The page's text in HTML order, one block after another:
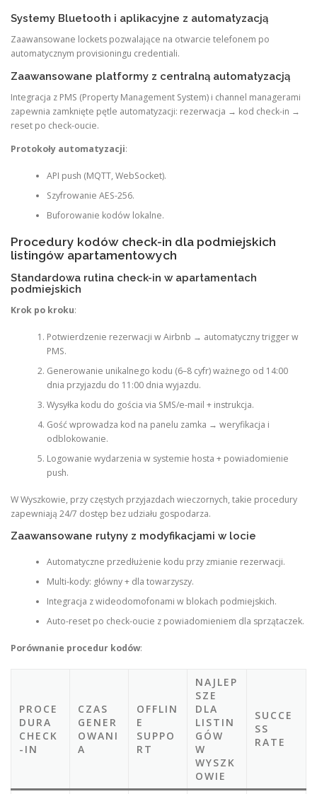
Systemy Bluetooth i aplikacyjne z automatyzacją
Zaawansowane lockets pozwalające na otwarcie telefonem po
automatycznym provisioningu credentiali.
Zaawansowane platformy z centralną automatyzacją
Integracja z PMS (Property Management System) i channel managerami
zapewnia zamknięte pętle automatyzacji: rezerwacja → kod check-in →
reset po check-oucie.
Protokoły automatyzacji:
API push (MQTT, WebSocket).
Szyfrowanie AES-256.
Buforowanie kodów lokalne.
Procedury kodów check-in dla podmiejskich
listingów apartamentowych
Standardowa rutina check-in w apartamentach
podmiejskich
Krok po kroku:
Potwierdzenie rezerwacji w Airbnb → automatyczny trigger w
PMS.
Generowanie unikalnego kodu (6–8 cyfr) ważnego od 14:00
dnia przyjazdu do 11:00 dnia wyjazdu.
Wysyłka kodu do gościa via SMS/e-mail + instrukcja.
Gość wprowadza kod na panelu zamka → weryfikacja i
odblokowanie.
Logowanie wydarzenia w systemie hosta + powiadomienie
push.
W Wyszkowie, przy częstych przyjazdach wieczornych, takie procedury
zapewniają 24/7 dostęp bez udziału gospodarza.
Zaawansowane rutyny z modyfikacjami w locie
Automatyczne przedłużenie kodu przy zmianie rezerwacji.
Multi-kody: główny + dla towarzyszy.
Integracja z wideodomofonami w blokach podmiejskich.
Auto-reset po check-oucie z powiadomieniem dla sprzątaczek.
Porównanie procedur kodów:
PROCE
DURA
CHECK
-IN
CZAS
GENER
OWANI
A
OFFLIN
E
SUPPO
RT
NAJLEP
SZE
DLA
LISTIN
GÓW
W
WYSZK
OWIE
SUCCE
SS
RATE